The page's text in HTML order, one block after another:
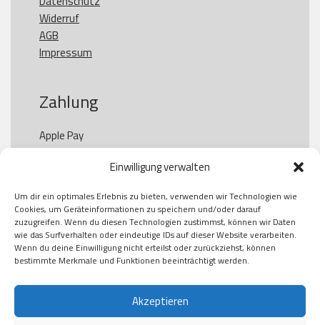
Einwilligung verwalten
Um dir ein optimales Erlebnis zu bieten, verwenden wir Technologien wie
Cookies, um Geräteinformationen zu speichern und/oder darauf
zuzugreifen. Wenn du diesen Technologien zustimmst, können wir Daten
wie das Surfverhalten oder eindeutige IDs auf dieser Website verarbeiten.
Wenn du deine Einwilligung nicht erteilst oder zurückziehst, können
bestimmte Merkmale und Funktionen beeinträchtigt werden.
Akzeptieren
Widerruf
AGB
Impressum
Zahlung
Apple Pay
Paypal
Kauf auf Rechung
Klarna
American Express